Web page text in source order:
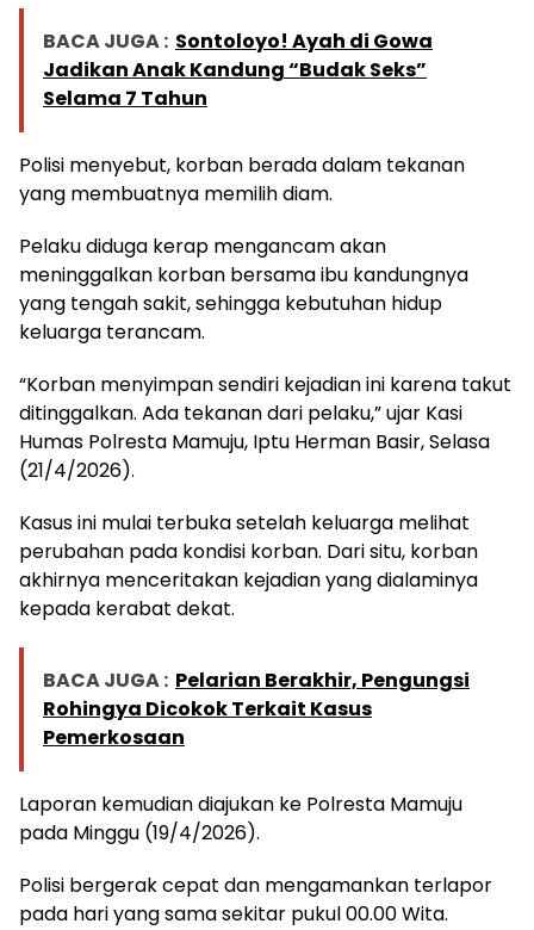
BACA JUGA : Sontoloyo! Ayah di Gowa
Jadikan Anak Kandung “Budak Seks”
Selama 7 Tahun
Polisi menyebut, korban berada dalam tekanan
yang membuatnya memilih diam.
Pelaku diduga kerap mengancam akan
meninggalkan korban bersama ibu kandungnya
yang tengah sakit, sehingga kebutuhan hidup
keluarga terancam.
“Korban menyimpan sendiri kejadian ini karena takut
ditinggalkan. Ada tekanan dari pelaku,” ujar Kasi
Humas Polresta Mamuju, Iptu Herman Basir, Selasa
(21/4/2026).
Kasus ini mulai terbuka setelah keluarga melihat
perubahan pada kondisi korban. Dari situ, korban
akhirnya menceritakan kejadian yang dialaminya
kepada kerabat dekat.
BACA JUGA : Pelarian Berakhir, Pengungsi
Rohingya Dicokok Terkait Kasus
Pemerkosaan
Laporan kemudian diajukan ke Polresta Mamuju
pada Minggu (19/4/2026).
Polisi bergerak cepat dan mengamankan terlapor
pada hari yang sama sekitar pukul 00.00 Wita.